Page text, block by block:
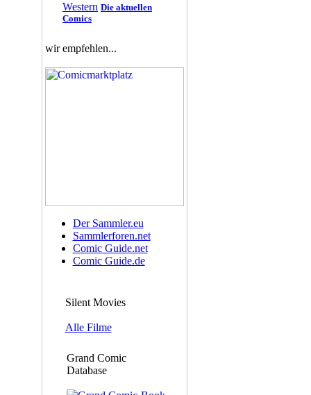
Western Die aktuellen
Comics
wir empfehlen...
Der Sammler.eu
Sammlerforen.net
Comic Guide.net
Comic Guide.de
Silent Movies
Alle Filme
Grand Comic
Database